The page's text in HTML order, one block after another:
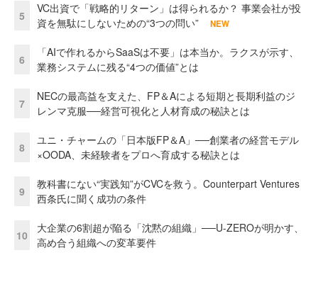
5
VC出資で「戦略的リターン」は得られるか？ 事業会社が投
資を無駄にしないための“3つの問い”
NEW
6
「AIで作れるからSaaSは不要」は本当か。ラクスが示す、
業務システムに残る“4つの価値”とは
7
NECの最高益を支えた、FP＆Aによる短期と長期利益のジ
レンマ克服──経営可視化と人材育成の秘訣とは
8
ユニ・チャームの「日本版FP＆A」──創業者の経営モデル
×OODA、未経験者をプロへ育成する秘訣とは
9
教科書にない“実践知”がCVCを救う。Counterpart Ventures
西条氏に聞く成功の条件
10
大企業の6割超が陥る「沈黙の組織」──U-ZEROが明かす、
高め合う組織への変革要件